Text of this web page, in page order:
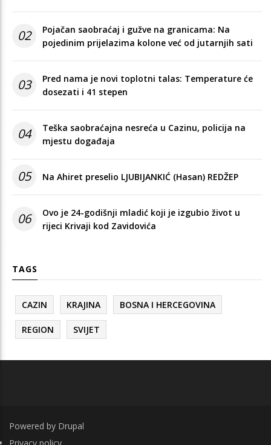
02
Pojačan saobraćaj i gužve na granicama: Na
pojedinim prijelazima kolone već od jutarnjih sati
03
Pred nama je novi toplotni talas: Temperature će
dosezati i 41 stepen
04
Teška saobraćajna nesreća u Cazinu, policija na
mjestu događaja
05 Na Ahiret preselio LJUBIJANKIĆ (Hasan) REDŽEP
06
Ovo je 24-godišnji mladić koji je izgubio život u
rijeci Krivaji kod Zavidovića
TAGS
CAZIN KRAJINA BOSNA I HERCEGOVINA
REGION SVIJET
Powered by Drupal
FOOTER